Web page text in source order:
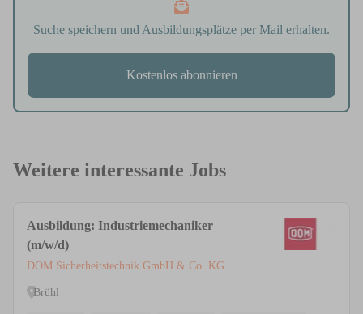
Suche speichern und Ausbildungsplätze per Mail erhalten.
Kostenlos abonnieren
Weitere interessante Jobs
Ausbildung: Industriemechaniker
(m/w/d)
DOM Sicherheitstechnik GmbH & Co. KG
Brühl